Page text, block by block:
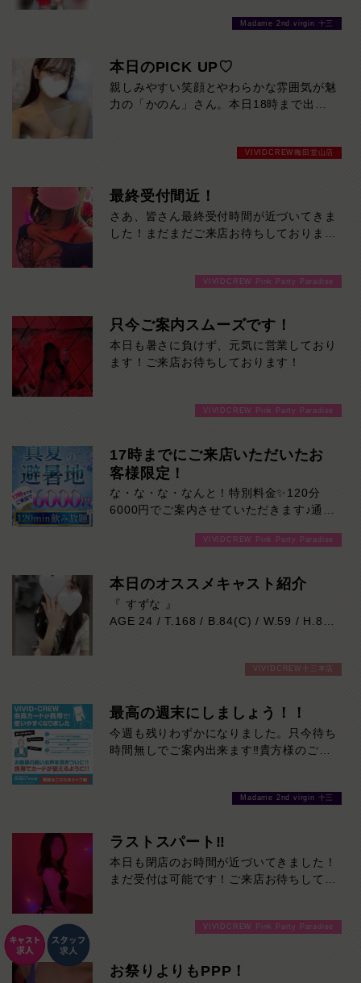
Madame 2nd virgin 十三
本日のPICK UP♡
親しみやすい笑顔とやわらかな雰囲気が魅
力の「かのん」さん。本日18時まで出勤
気になった方は、ぜひお早めに会いに来て
VIVIDCREW梅田堂山店
最終受付間近！
さあ、皆さん最終受付時間が近づいてきま
した！まだまだご来店お待ちしておりま
VIVIDCREW Pink Party Paradise
只今ご案内スムーズです！
本日も暑さに負けず、元気に営業しており
ます！ご来店お待ちしております！
VIVIDCREW Pink Party Paradise
17時までにご来店いただいたお
客様限定！
な・な・な・なんと！特別料金✨120分
6000円でご案内させていただきます♪通常
きます！是非ご来店お待ちしております！
VIVIDCREW Pink Party Paradise
本日のオススメキャスト紹介
『 すずな 』
AGE 24 / T.168 / B.84(C) / W.59 / H.86
おっとりとした癒し系の女の子です。
業界未経験で少し緊張気味ではありますが
一生懸命に向き合おうとする姿が、守って
あげたくなる可愛さ。
たい方に、ぜひおすすめです。
VIVIDCREW十三本店
最高の週末にしましょう！！
今週も残りわずかになりました。只今待ち
時間無しでご案内出来ます‼貴方様のご来
Madame 2nd virgin 十三
ラストスパート‼
本日も閉店のお時間が近づいてきました！
まだ受付は可能です！ご来店お待ちしてお
VIVIDCREW Pink Party Paradise
お祭りよりもPPP！